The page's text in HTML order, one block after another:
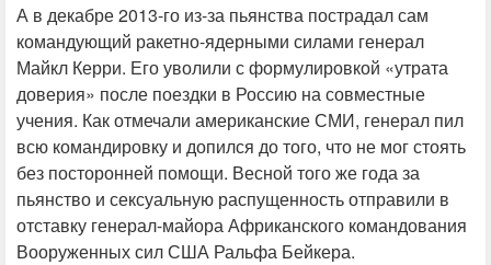
А в декабре 2013-го из-за пьянства пострадал сам
командующий ракетно-ядерными силами генерал
Майкл Керри. Его уволили с формулировкой «утрата
доверия» после поездки в Россию на совместные
учения. Как отмечали американские СМИ, генерал пил
всю командировку и допился до того, что не мог стоять
без посторонней помощи. Весной того же года за
пьянство и сексуальную распущенность отправили в
отставку генерал-майора Африканского командования
Вооруженных сил США Ральфа Бейкера.